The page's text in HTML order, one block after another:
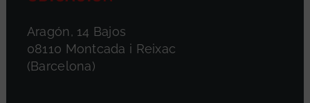
Aragón, 14 Bajos
08110 Montcada i Reixac
(Barcelona)